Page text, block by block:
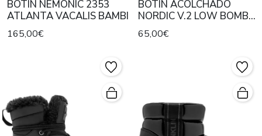
BOTÍN NEMONIC 2353
ATLANTA VACALIS BAMBI
165,00€
BOTÍN ACOLCHADO
NORDIC V.2 LOW BOMB
BEIGE
65,00€